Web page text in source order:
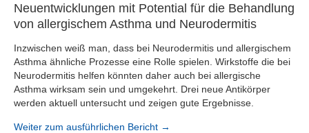
Neuentwicklungen mit Potential für die Behandlung
von allergischem Asthma und Neurodermitis
Inzwischen weiß man, dass bei Neurodermitis und allergischem
Asthma ähnliche Prozesse eine Rolle spielen. Wirkstoffe die bei
Neurodermitis helfen könnten daher auch bei allergische
Asthma wirksam sein und umgekehrt. Drei neue Antikörper
werden aktuell untersucht und zeigen gute Ergebnisse.
Weiter zum ausführlichen Bericht →